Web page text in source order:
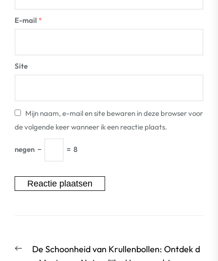
E-mail *
Site
Mijn naam, e-mail en site bewaren in deze browser voor
de volgende keer wanneer ik een reactie plaats.
negen − = 8
VorigeDe Schoonheid van Krullenbollen: Ontdek d